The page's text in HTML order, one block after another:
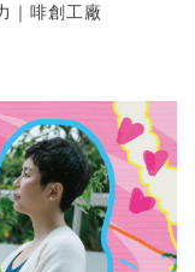
｜啡創工廠